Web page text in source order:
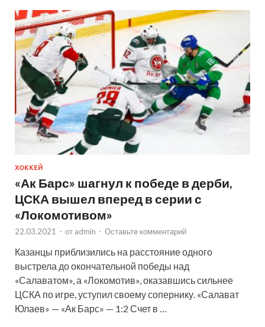
ХОККЕЙ
«Ак Барс» шагнул к победе в дерби,
ЦСКА вышел вперед в серии с
«Локомотивом»
22.03.2021 - от admin - Оставьте комментарий
Казанцы приблизились на расстояние одного
выстрела до окончательной победы над
«Салаватом», а «Локомотив», оказавшись сильнее
ЦСКА по игре, уступил своему сопернику. «Салават
Юлаев» — «Ак Барс» — 1:2 Счет в …